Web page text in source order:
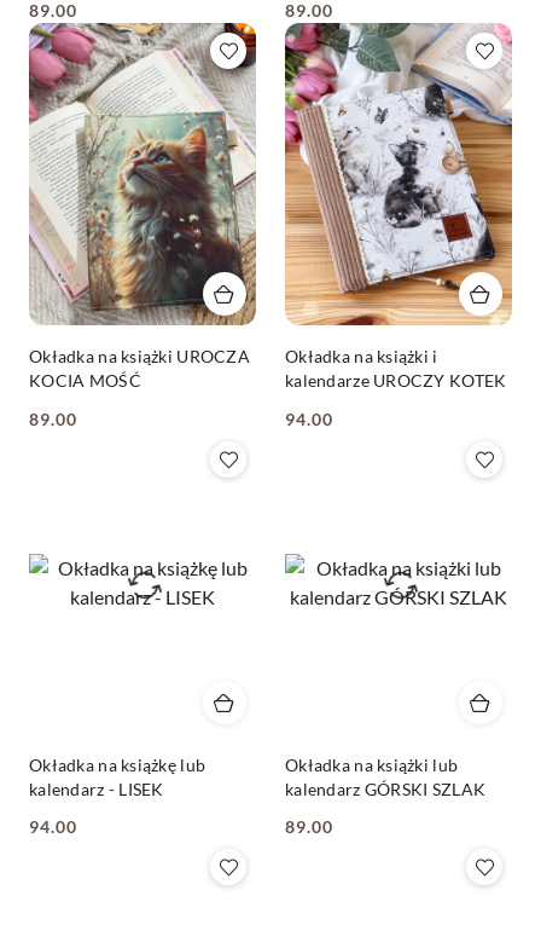
Cena:
89.00
Cena:
89.00
Okładka na książki UROCZA
KOCIA MOŚĆ
Cena:
89.00
Okładka na książki i
kalendarze UROCZY KOTEK
Cena:
94.00
Okładka na książkę lub
kalendarz - LISEK
Cena:
94.00
Okładka na książki lub
kalendarz GÓRSKI SZLAK
Cena:
89.00